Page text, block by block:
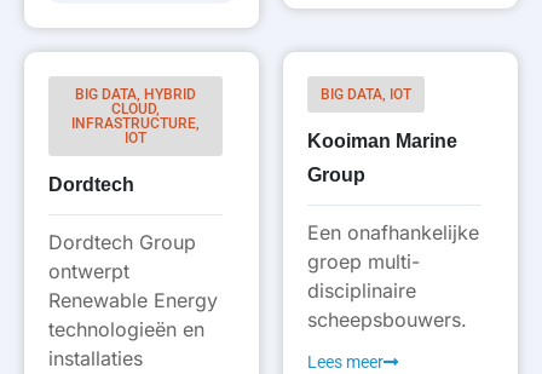
BIG DATA, HYBRID
CLOUD,
INFRASTRUCTURE,
IOT
Dordtech
Dordtech Group
ontwerpt
Renewable Energy
technologieën en
installaties
BIG DATA, IOT
Kooiman Marine
Group
Een onafhankelijke
groep multi-
disciplinaire
scheepsbouwers.
Lees meer